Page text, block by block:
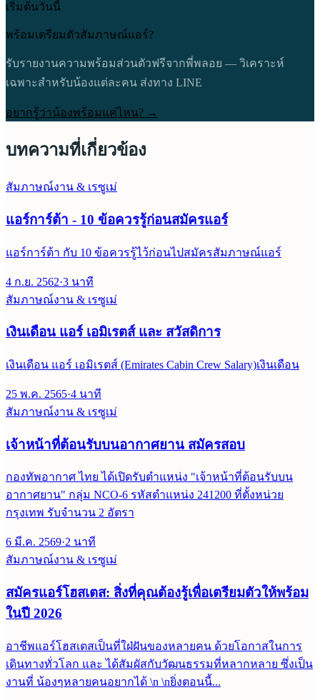
เริ่มต้นวันนี้
พร้อมเตรียมตัวสัมภาษณ์แอร์?
รับรายงานความพร้อมส่วนตัวฟรีจากพี่พลอย — วิเคราะห์
เฉพาะสำหรับน้องแต่ละคน ส่งทาง LINE
อยากรู้ว่าน้องพร้อมแค่ไหน? →
บทความที่เกี่ยวข้อง
สัมภาษณ์งาน & เรซูเม่
แอร์การ์ต้า - 10 ข้อควรรู้ก่อนสมัครแอร์
แอร์การ์ต้า กับ 10 ข้อควรรู้ไว้ก่อนไปสมัครสัมภาษณ์แอร์
4 ก.ย. 2562·3 นาที
สัมภาษณ์งาน & เรซูเม่
เงินเดือน แอร์ เอมิเรตส์ และ สวัสดิการ
เงินเดือน แอร์ เอมิเรตส์ (Emirates Cabin Crew Salary)เงินเดือน
25 พ.ค. 2565·4 นาที
สัมภาษณ์งาน & เรซูเม่
เจ้าหน้าที่ต้อนรับบนอากาศยาน สมัครสอบ
กองทัพอากาศ ไทย ได้เปิดรับตำแหน่ง "เจ้าหน้าที่ต้อนรับบน
อากาศยาน" กลุ่ม NCO-6 รหัสตำแหน่ง 241200 ที่ตั้งหน่วย
กรุงเทพ รับจำนวน 2 อัตรา
6 มี.ค. 2569·2 นาที
สัมภาษณ์งาน & เรซูเม่
สมัครแอร์โฮสเตส: สิ่งที่คุณต้องรู้เพื่อเตรียมตัวให้พร้อม
ในปี 2026
อาชีพแอร์โฮสเตสเป็นที่ใฝ่ฝันของหลายคน ด้วยโอกาสในการ
เดินทางทั่วโลก และ ได้สัมผัสกับวัฒนธรรมที่หลากหลาย ซึ่งเป็น
งานที่ น้องๆหลายคนอยากได้ \n \nยิ่งตอนนี้...